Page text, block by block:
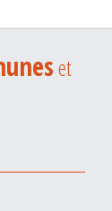
et